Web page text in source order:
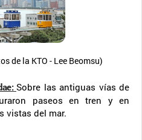
de la KTO - Lee Beomsu)
: Sobre las antiguas vías de
paseos en tren y en
vistas del mar.